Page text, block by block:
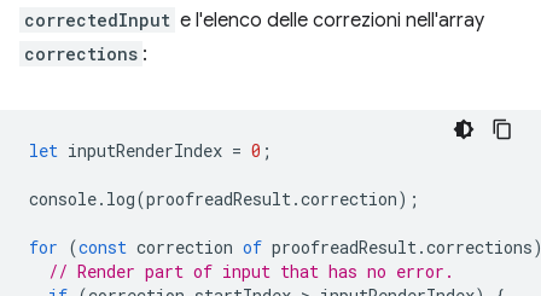
correctedInput e l'elenco delle correzioni nell'array
corrections :
let inputRenderIndex = 0 ;
console. log(proofreadResult.correction);
for (const correction of proofreadResult.corrections
// Render part of input that has no error.